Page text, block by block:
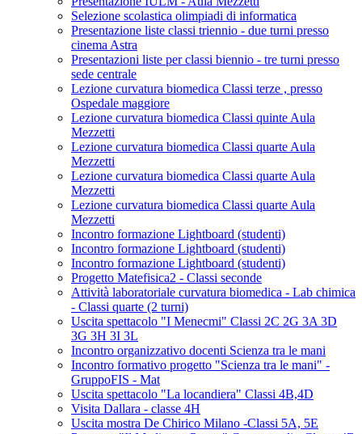
Selezione scolastica olimpiadi di informatica
Presentazione liste classi triennio - due turni presso
cinema Astra
Presentazioni liste per classi biennio - tre turni presso
sede centrale
Lezione curvatura biomedica Classi terze , presso
Ospedale maggiore
Lezione curvatura biomedica Classi quinte Aula
Mezzetti
Lezione curvatura biomedica Classi quarte Aula
Mezzetti
Lezione curvatura biomedica Classi quarte Aula
Mezzetti
Lezione curvatura biomedica Classi quarte Aula
Mezzetti
Incontro formazione Lightboard (studenti)
Incontro formazione Lightboard (studenti)
Incontro formazione Lightboard (studenti)
Progetto Matefisica2 - Classi seconde
Attività laboratoriale curvatura biomedica - Lab chimica
- Classi quarte (2 turni)
Uscita spettacolo "I Menecmi" Classi 2C 2G 3A 3D
3G 3H 3I 3L
Incontro organizzativo docenti Scienza tra le mani
Incontro formativo progetto "Scienza tra le mani" -
GruppoFIS - Mat
Uscita spettacolo "La locandiera" Classi 4B,4D
Visita Dallara - classe 4H
Uscita mostra De Chirico Milano -Classi 5A, 5E